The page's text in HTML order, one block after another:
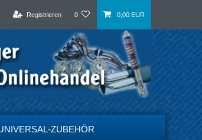
Registrieren 0 0,00 EUR
ZUBEHÖR